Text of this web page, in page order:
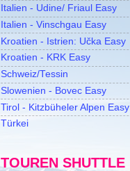
Italien - Udine/ Friaul Easy
Italien - Vinschgau Easy
Kroatien - Istrien: Učka Easy
Kroatien - KRK Easy
Schweiz/Tessin
Slowenien - Bovec Easy
Tirol - Kitzbüheler Alpen Easy
Türkei
TOUREN SHUTTLE